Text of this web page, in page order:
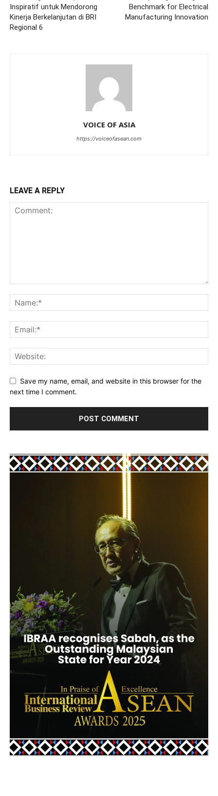
Inspiratif untuk Mendorong
Kinerja Berkelanjutan di BRI
Regional 6
Benchmark for Electrical
Manufacturing Innovation
VOICE OF ASIA
https://voiceofasean.com
LEAVE A REPLY
Save my name, email, and website in this browser for the
next time I comment.